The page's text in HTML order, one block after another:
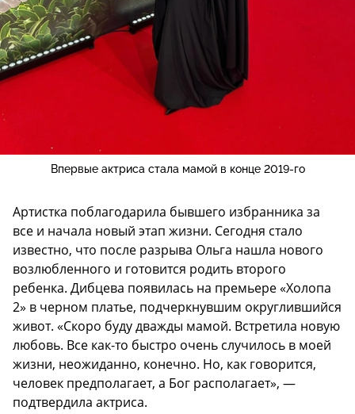
Впервые актриса стала мамой в конце 2019-го
Артистка поблагодарила бывшего избранника за
все и начала новый этап жизни. Сегодня стало
известно, что после разрыва Ольга нашла нового
возлюбленного и готовится родить второго
ребенка. Дибцева появилась на премьере «Холопа
2» в черном платье, подчеркнувшим округлившийся
живот. «Скоро буду дважды мамой. Встретила новую
любовь. Все как-то быстро очень случилось в моей
жизни, неожиданно, конечно. Но, как говорится,
человек предполагает, а Бог располагает», —
подтвердила актриса.